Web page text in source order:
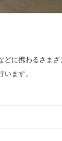
に携わるさま
ます。